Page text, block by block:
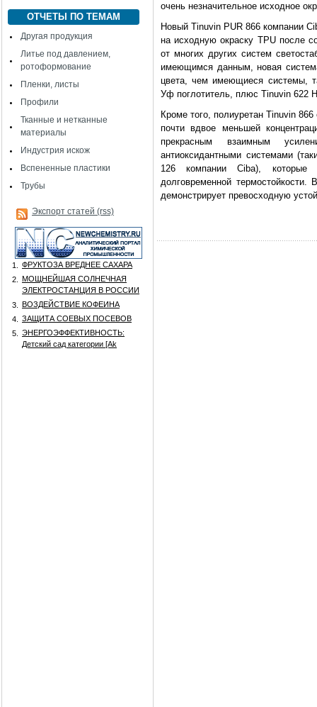
ОТЧЕТЫ ПО ТЕМАМ
Другая продукция
Литье под давлением,
ротоформование
Пленки, листы
Профили
Тканные и нетканные
материалы
Индустрия искож
Вспененные пластики
Трубы
Экспорт статей (rss)
1.
ФРУКТОЗА ВРЕДНЕЕ САХАРА
2.
МОЩНЕЙШАЯ СОЛНЕЧНАЯ
ЭЛЕКТРОСТАНЦИЯ В РОССИИ
3.
ВОЗДЕЙСТВИЕ КОФЕИНА
4.
ЗАЩИТА СОЕВЫХ ПОСЕВОВ
5.
ЭНЕРГОЭФФЕКТИВНОСТЬ:
Детский сад категории [Аk
очень незначительное исходное
Новый Tinuvin PUR 866 компании
на исходную окраску TPU после
от многих других систем
имеющимся данным, новая
цвета, чем имеющиеся системы,
Уф поглотитель, плюс Tinuvin 622
Кроме того, полиуретан Tinuvin
почти вдвое меньшей
прекрасным взаимным
антиоксидантными системами
126 компании Ciba), которые
долговременной
демонстрирует превосходную